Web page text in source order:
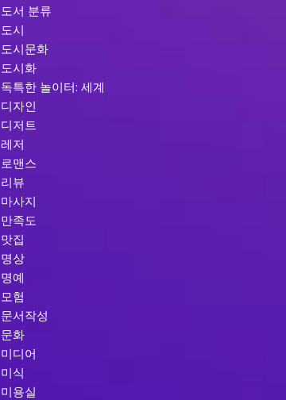
도서 분류
도시
도시문화
도시화
독특한 놀이터: 세계
디자인
디저트
레저
로맨스
리뷰
마사지
만족도
맛집
명상
명예
모험
문서작성
문화
미디어
미식
미용실